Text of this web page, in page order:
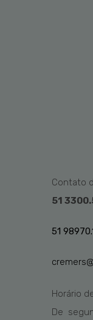
Contato
51
51
Horário
De